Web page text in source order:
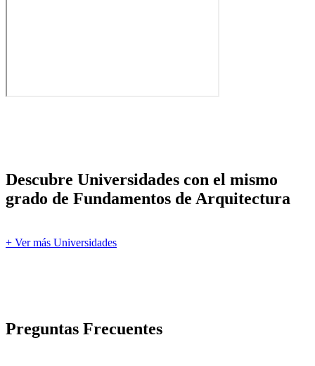
Descubre Universidades con el mismo
grado de Fundamentos de Arquitectura
+ Ver más Universidades
Preguntas Frecuentes